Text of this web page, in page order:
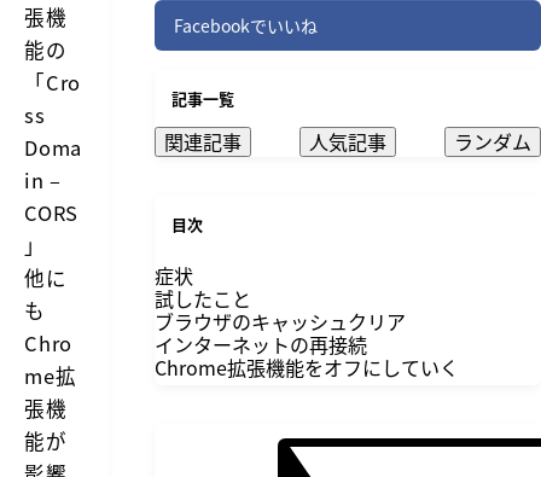
張機
能の
「Cro
ss
Doma
in –
CORS
」
他に
も
Chro
me拡
張機
能が
Facebookでいいね
記事一覧
関連記事 人気記事 ランダム
目次
症状
試したこと
ブラウザのキャッシュクリア
インターネットの再接続
Chrome拡張機能をオフにしていく